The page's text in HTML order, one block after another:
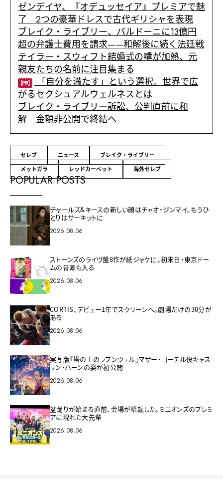
ゼンデイヤ、『オデュッセイア』プレミアで魅
了 2つの豪華ドレスで古代ギリシャを表現
ブレイク・ライブリー、バルドーニに13億円
超の弁護士費用を請求——和解後に続く法廷戦
テイラー・スウィフト結婚式の噂が加熱、元
親友たちの名前に注目集まる
[PR] 「自分を満たす」という選択。世界で広
がるセクシュアルウェルネスとは
ブレイク・ライブリー訴訟、公判直前に和
解 金額非公開で終結へ
セレブ ニュース
ブレイク・ライブリー
メットガラ
レッドカーペット 海外セレブ
POPULAR POSTS
チャールズ&キースの新しい顔はチャオ・ジンマイ。もうひ
とりはサーキットに
2026.08.06
ストーンズのライヴ盤8作が紙ジャケに。初来日・東京ドー
ムの音源も入る
2026.08.06
CORTIS、デビュー1年でスクリーンへ。劇場だけの30分が
ある
2026.08.06
実写版『塔の上のラプンツェル』マザー・ゴーテル役キャス
リン・ハーンの姿が初公開
2026.08.06
盆踊りが始まる直前、会場が暗転した。ミニオンズのプレミ
アに現れた大先輩
2026.08.06